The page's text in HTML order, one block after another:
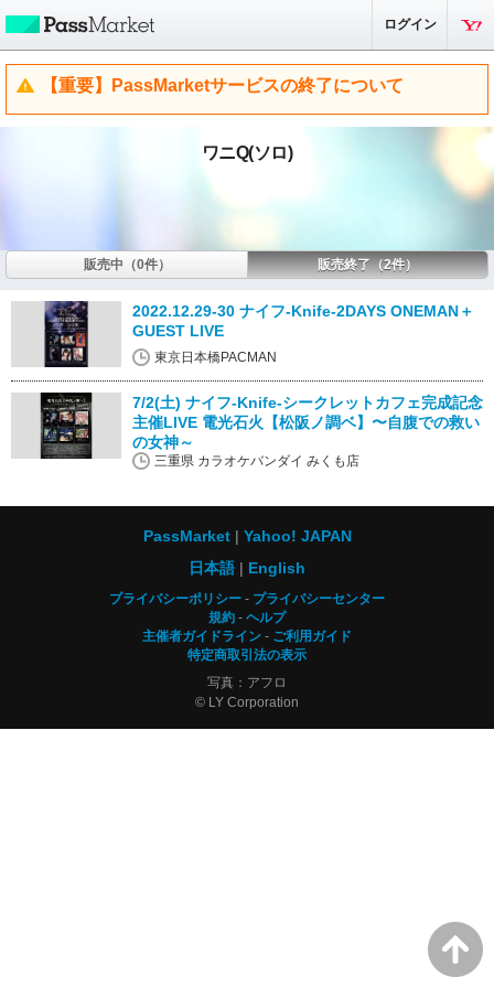
ログイン
【重要】PassMarketサービスの終了について
ワニQ(ソロ)
販売中（0件） 販売終了（2件）
2022.12.29-30 ナイフ-Knife-2DAYS ONEMAN＋
GUEST LIVE
東京日本橋PACMAN
7/2(土) ナイフ-Knife-シークレットカフェ完成記念
主催LIVE 電光石火【松阪ノ調ベ】〜自腹での救い
の女神～
三重県 カラオケバンダイ みくも店
PassMarket
Yahoo! JAPAN
日本語
English
プライバシーポリシー
プライバシーセンター
規約
ヘルプ
主催者ガイドライン
ご利用ガイド
特定商取引法の表示
写真：アフロ
© LY Corporation